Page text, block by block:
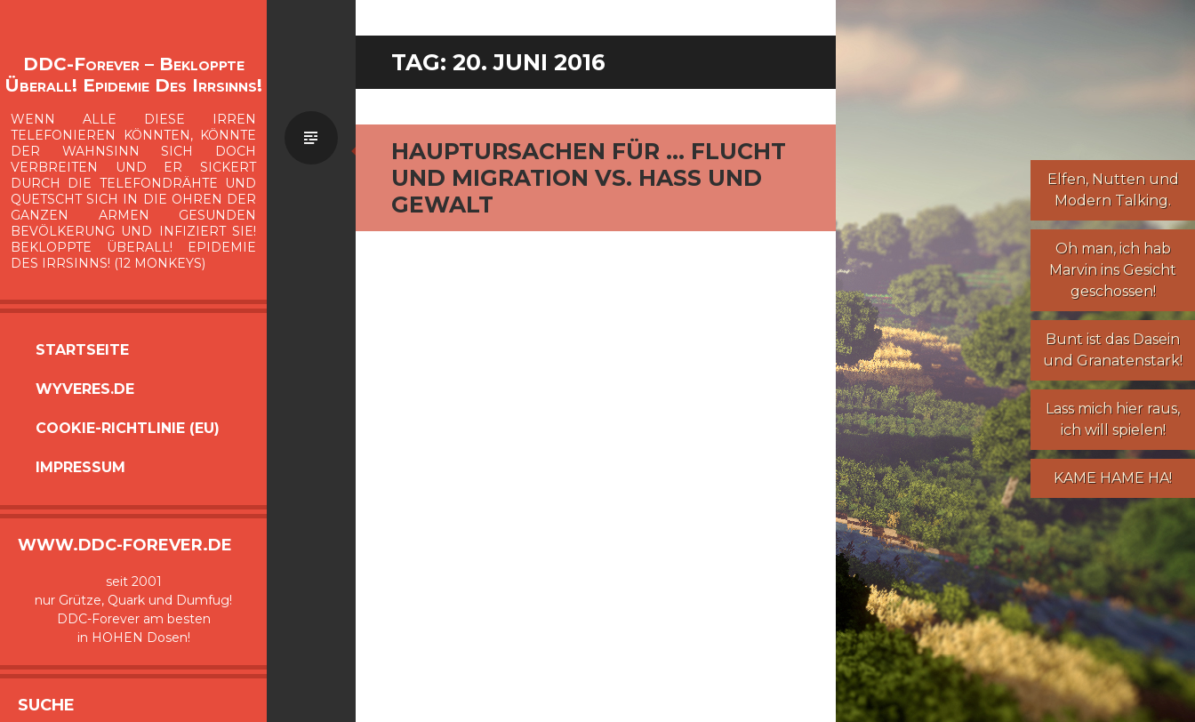
DDC-Forever – Bekloppte
Überall! Epidemie Des Irrsinns!
WENN ALLE DIESE IRREN
TELEFONIEREN KÖNNTEN, KÖNNTE
DER WAHNSINN SICH DOCH
VERBREITEN UND ER SICKERT
DURCH DIE TELEFONDRÄHTE UND
QUETSCHT SICH IN DIE OHREN DER
GANZEN ARMEN GESUNDEN
BEVÖLKERUNG UND INFIZIERT SIE!
BEKLOPPTE ÜBERALL! EPIDEMIE
DES IRRSINNS! (12 MONKEYS)
SPRINGEN
STARTSEITE
WYVERES.DE
COOKIE-RICHTLINIE (EU)
IMPRESSUM
WWW.DDC-FOREVER.DE
seit 2001
nur Grütze, Quark und Dumfug!
DDC-Forever am besten
in HOHEN Dosen!
SUCHE
Elfen, Nuttenund
Modern Talking.
Oh man, ich hab
Marvin ins Gesicht
geschossen!
Bunt ist das Dasein
und Granatenstark!
Lass mich hier raus,
ich will spielen!
KAME HAME HA!
TAG: 20. JUNI 2016
HAUPTURSACHEN FÜR … FLUCHT
UND MIGRATION VS. HASS UND
GEWALT
Standard